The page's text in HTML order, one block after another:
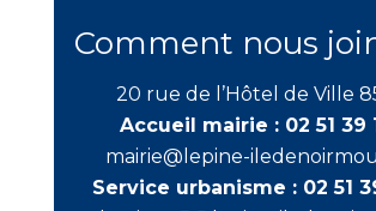
Comment nous
20 rue de l’Hôtel de Ville
Accueil mairie : 02 51 39
mairie@lepine-
Service urbanisme : 02 51